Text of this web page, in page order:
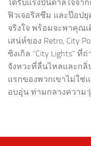
ได้รับแรงบันดาลใจจา
ฟิวเจอริสซึม และป๊อปยุ
จริงใจ พร้อมจะพาคุณเ
เสน่ห์ของ Retro, City
ซิงเกิล “City Lights”
จังหวะที่ลื่นไหลและก
แรกของพวกเขาไม่ใช่
อบอุ่น ท่ามกลางความ